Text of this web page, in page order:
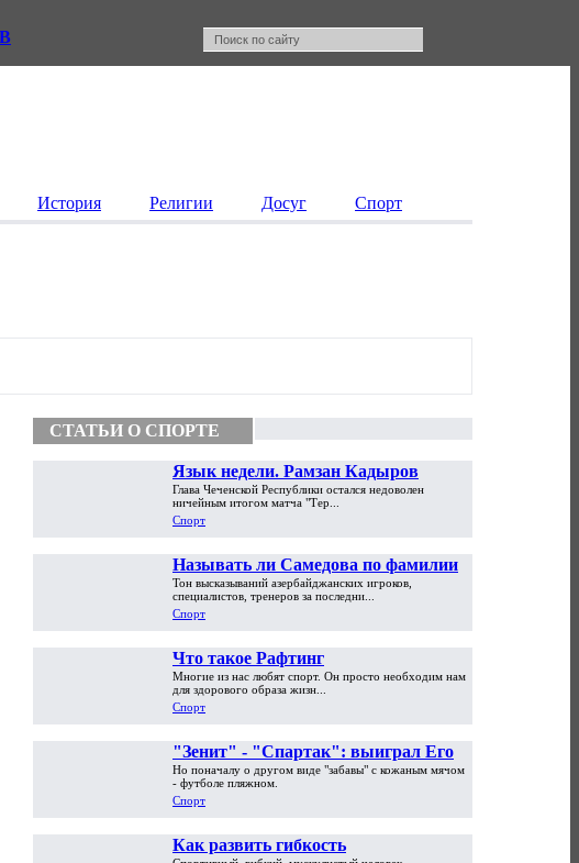
История Религии Досуг Спорт
СТАТЬИ О СПОРТЕ
Язык недели. Рамзан Кадыров
Глава Чеченской Республики остался недоволен
ничейным итогом матча "Тер...
Спорт
Называть ли Самедова по фамилии?
Тон высказываний азербайджанских игроков,
специалистов, тренеров за последни...
Спорт
Что такое Рафтинг
Многие из нас любят спорт. Он просто необходим нам
для здорового образа жизн...
Спорт
"Зенит" - "Спартак": выиграл Его
Величество футбол
Но поначалу о другом виде "забавы" с кожаным мячом
- футболе пляжном.
Спорт
Как развить гибкость